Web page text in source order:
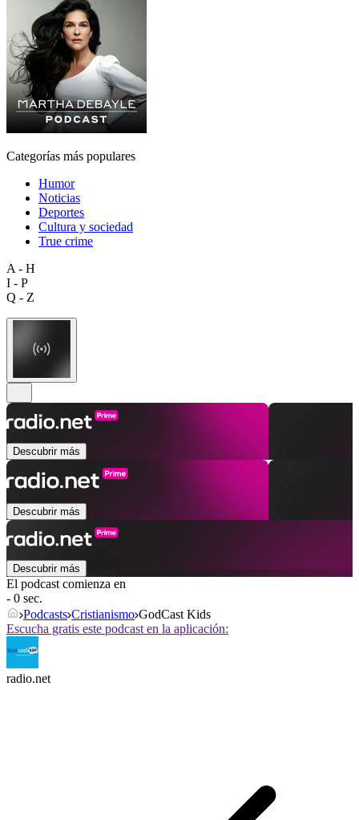
Categorías más populares
Humor
Noticias
Deportes
Cultura y sociedad
True crime
A - H
I - P
Q - Z
Descubrir más
Descubrir más
Descubrir más
El podcast comienza en
- 0 sec.
Podcasts Cristianismo GodCast Kids
Escucha gratis este podcast en la aplicación:
radio.net